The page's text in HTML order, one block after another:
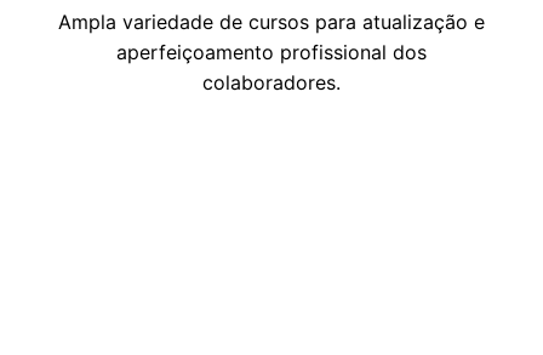
Ampla variedade de cursos para atualização e
aperfeiçoamento profissional dos
colaboradores.